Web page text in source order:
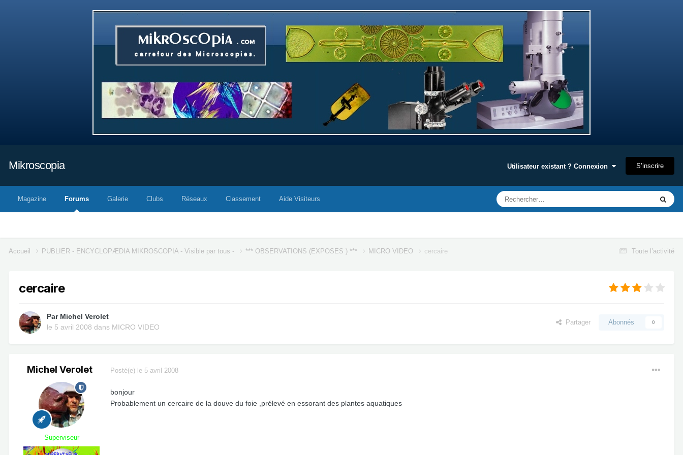
Mikroscopia Utilisateur existant ? Connexion S’inscrire
Magazine Forums Galerie Clubs Réseaux Classement Aide Visiteurs
Toute l’activité
Accueil PUBLIER - ENCYCLOPÆDIA MIKROSCOPIA - Visible par tous - *** OBSERVATIONS (EXPOSES ) *** MICRO VIDEO cercaire
cercaire
Par Michel Verolet
le 5 avril 2008 dans MICRO VIDEO
Partager Abonnés 0
Michel Verolet
Superviseur
Posté(e) le 5 avril 2008
bonjour
Probablement un cercaire de la douve du foie ,prélevé en essorant des plantes aquatiques